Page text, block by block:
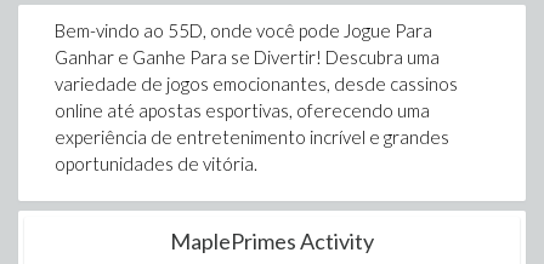
Bem-vindo ao 55D, onde você pode Jogue Para
Ganhar e Ganhe Para se Divertir! Descubra uma
variedade de jogos emocionantes, desde cassinos
online até apostas esportivas, oferecendo uma
experiência de entretenimento incrível e grandes
oportunidades de vitória.
MaplePrimes Activity